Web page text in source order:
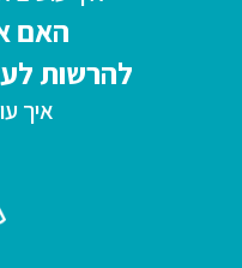
האם
להרשות
איך